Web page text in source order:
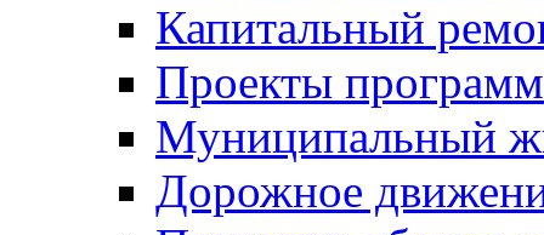
Капитальный
Проекты программ
Муниципальный
Дорожное